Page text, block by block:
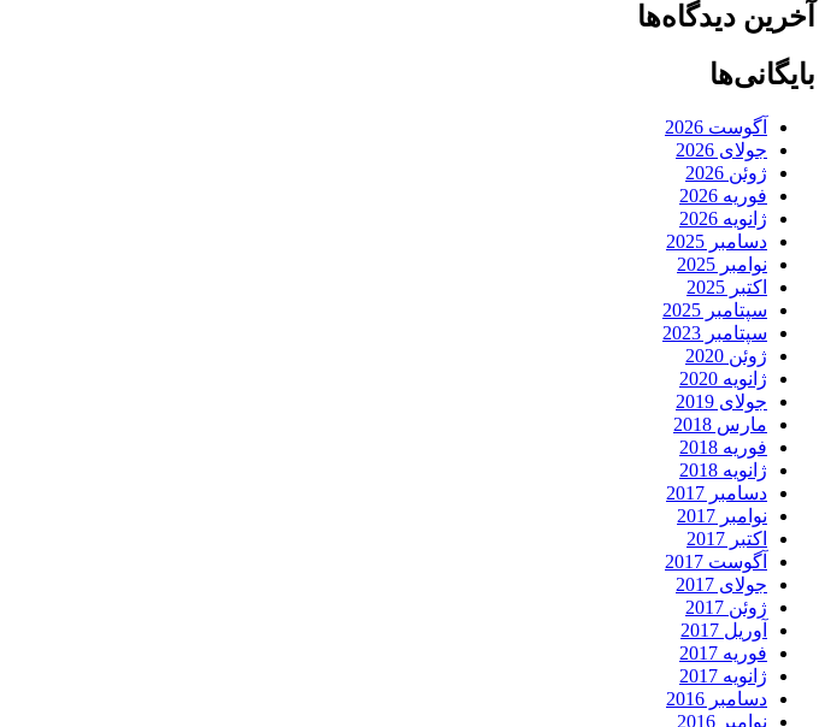
آخرین دیدگاه‌ها
بایگانی‌ها
آگوست 2026
جولای 2026
ژوئن 2026
فوریه 2026
ژانویه 2026
دسامبر 2025
نوامبر 2025
اکتبر 2025
سپتامبر 2025
سپتامبر 2023
ژوئن 2020
ژانویه 2020
جولای 2019
مارس 2018
فوریه 2018
ژانویه 2018
دسامبر 2017
نوامبر 2017
اکتبر 2017
آگوست 2017
جولای 2017
ژوئن 2017
آوریل 2017
فوریه 2017
ژانویه 2017
دسامبر 2016
نوامبر 2016